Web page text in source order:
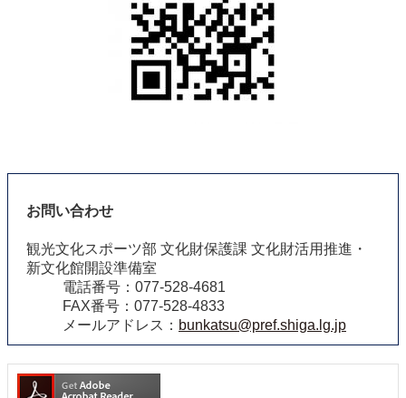
お問い合わせ
観光文化スポーツ部 文化財保護課 文化財活用推進・
新文化館開設準備室
電話番号：077-528-4681
FAX番号：077-528-4833
メールアドレス： bunkatsu@pref.shiga.lg.jp